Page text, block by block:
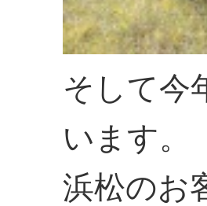
そして今
います。
浜松のお